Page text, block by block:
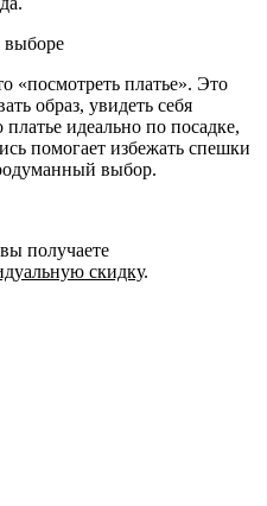
выборе
«посмотреть платье». Это
образ, увидеть себя
платье идеально по посадке,
помогает избежать спешки
выбор.
получаете
скидку.